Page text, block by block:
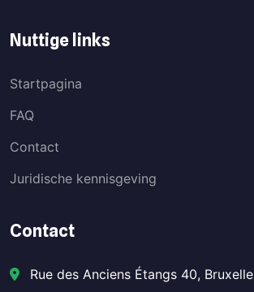
Nuttige links
Startpagina
FAQ
Contact
Juridische kennisgeving
Contact
Rue des Anciens Étangs 40,